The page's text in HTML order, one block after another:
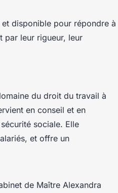
disponible pour répondre à
par leur rigueur, leur
du droit du travail à
en conseil et en
sociale. Elle
et offre un
de Maître Alexandra